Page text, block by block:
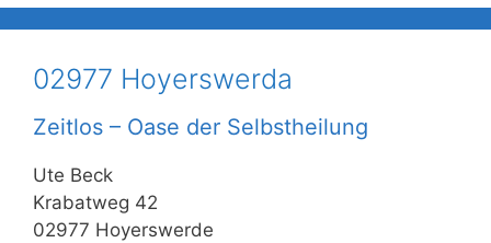
02977 Hoyerswerda
Zeitlos – Oase der Selbstheilung
Ute Beck
Krabatweg 42
02977 Hoyerswerde